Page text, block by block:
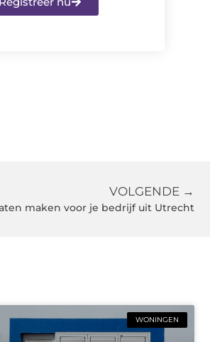
VOLGENDE →
maken voor je bedrijf uit Utrecht
WONINGEN